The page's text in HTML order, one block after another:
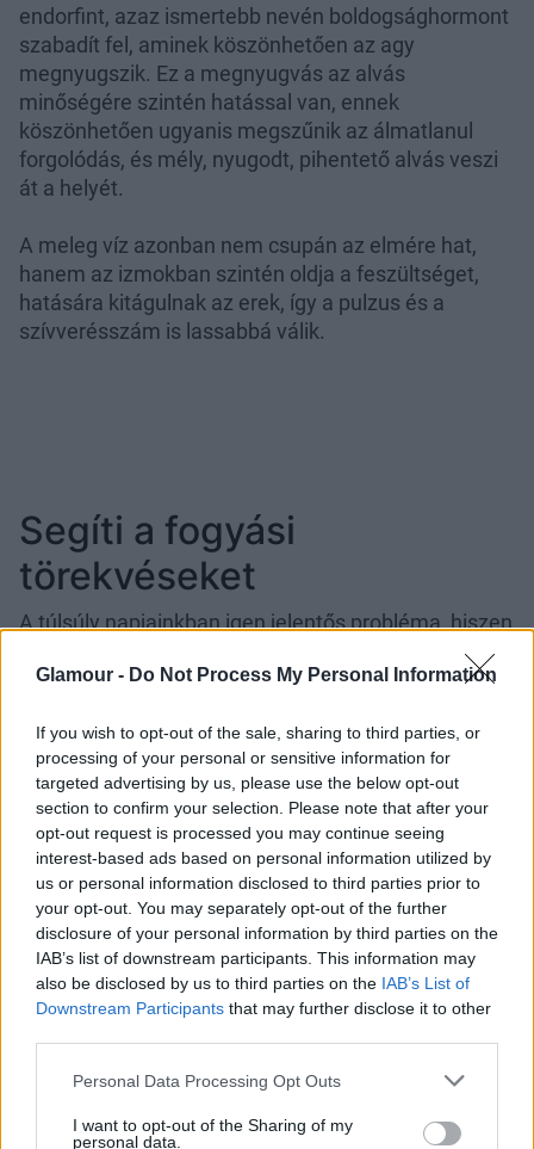
Glamour - Do Not Process My Personal Information
If you wish to opt-out of the sale, sharing to third parties, or
processing of your personal or sensitive information for
targeted advertising by us, please use the below opt-out
section to confirm your selection. Please note that after your
opt-out request is processed you may continue seeing
interest-based ads based on personal information utilized by
us or personal information disclosed to third parties prior to
your opt-out. You may separately opt-out of the further
disclosure of your personal information by third parties on the
IAB’s list of downstream participants. This information may
also be disclosed by us to third parties on the IAB’s List of
Downstream Participants that may further disclose it to other
Please note that this website/app uses one or more Google
not limited to your visit or usage behaviour. You may click to
Personal Data Processing Opt Outs
I want to opt-out of the Sharing of my
personal data.
endorfint, azaz ismertebb nevén boldogsághormont
szabadít fel, aminek köszönhetően az agy
megnyugszik. Ez a megnyugvás az alvás
minőségére szintén hatással van, ennek
köszönhetően ugyanis megszűnik az álmatlanul
forgolódás, és mély, nyugodt, pihentető alvás veszi
át a helyét.
A meleg víz azonban nem csupán az elmére hat,
hanem az izmokban szintén oldja a feszültséget,
hatására kitágulnak az erek, így a pulzus és a
szívverésszám is lassabbá válik.
Segíti a fogyási
törekvéseket
A túlsúly napjainkban igen jelentős probléma, hiszen
például a 2-es típusú cukorbetegség, a meddőség,
megjelenését szintén az elhízáshoz kötik.
Valószínűleg ez a felismerés az egyik oka, hogy
soha nem voltak ilyen népszerűek a fogyókúrás
eszközök, melyek a gyors sikerélmény elérésével
kecsegtetnek.
Bár a masszázsmedence használata nem egy újabb
csodamódszer, de komoly segítséget jelenthet a
fogyási törekvésekben. Ennek oka, hogy a meleg
vízben felgyorsulnak az anyagcsere-folyamatok,
melyeknek a salakanyagok eltávolításában van
nagy szerepük. Ezenfelül a meleg víz izzaszt,
aminek köszönhetően a szervezet zsírkészlete